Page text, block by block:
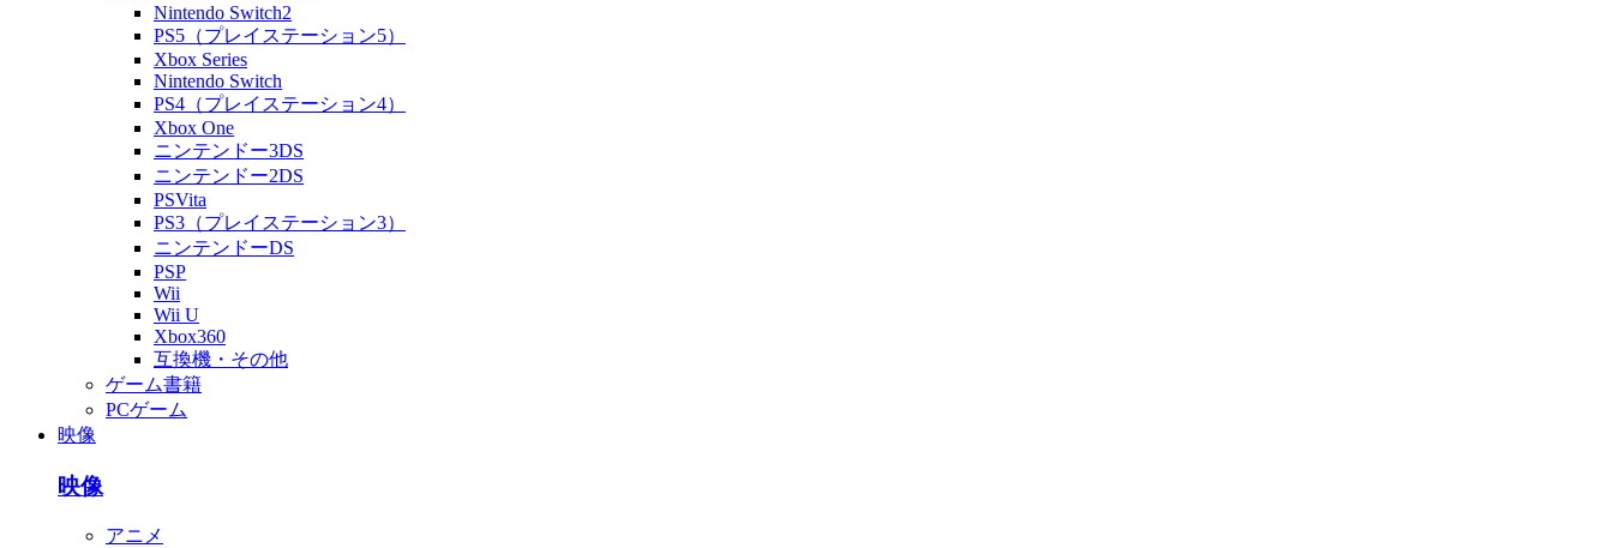
Nintendo Switch2
PS5（プレイステーション5）
Xbox Series
Nintendo Switch
PS4（プレイステーション4）
Xbox One
ニンテンドー3DS
ニンテンドー2DS
PSVita
PS3（プレイステーション3）
ニンテンドーDS
PSP
Wii
Wii U
Xbox360
互換機・その他
ゲーム書籍
PCゲーム
映像
映像
アニメ